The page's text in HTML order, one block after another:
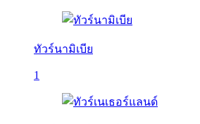
ทัวร์นามิเบีย
1